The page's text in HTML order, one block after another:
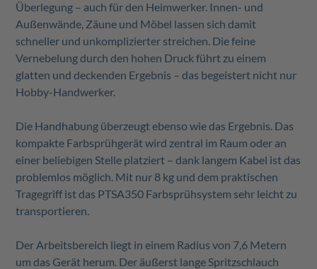
Überlegung – auch für den Heimwerker. Innen- und
Außenwände, Zäune und Möbel lassen sich damit
schneller und unkomplizierter streichen. Die feine
Vernebelung durch den hohen Druck führt zu einem
glatten und deckenden Ergebnis – das begeistert nicht nur
Hobby-Handwerker.
Die Handhabung überzeugt ebenso wie das Ergebnis. Das
kompakte Farbsprühgerät wird zentral im Raum oder an
einer beliebigen Stelle platziert – dank langem Kabel ist das
problemlos möglich. Mit nur 8 kg und dem praktischen
Tragegriff ist das PTSA350 Farbsprühsystem sehr leicht zu
transportieren.
Der Arbeitsbereich liegt in einem Radius von 7,6 Metern
um das Gerät herum. Der äußerst lange Spritzschlauch